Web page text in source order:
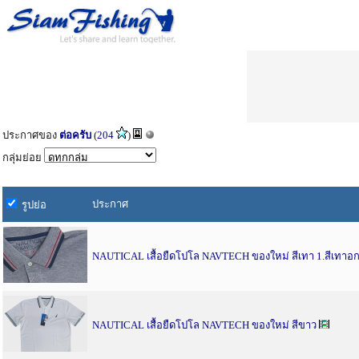
ประกาศของ ต่อครับ (204 )
กลุ่มย่อย
รูปย่อ ประกาศ
NAUTICAL เสื้อยืดโปโล NAVTECH ของใหม่ สีเทา 1.สีเทาอ
NAUTICAL เสื้อยืดโปโล NAVTECH ของใหม่ สีขาว